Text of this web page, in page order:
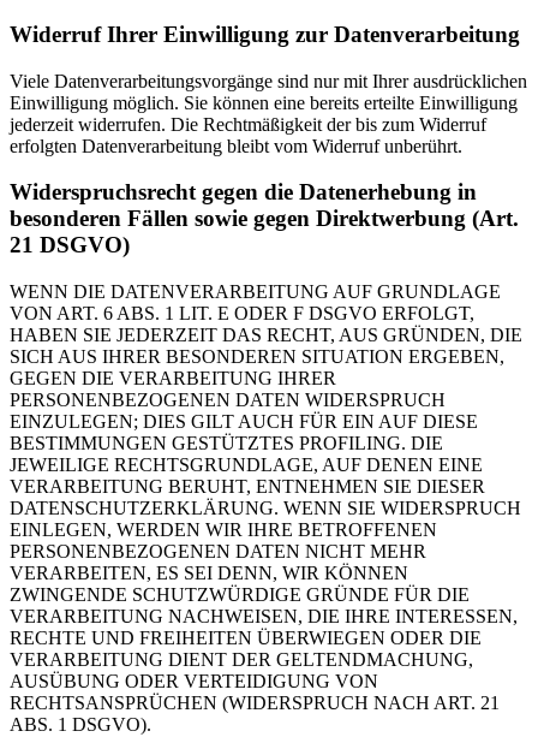
Widerruf Ihrer Einwilligung zur Datenverarbeitung
Viele Datenverarbeitungsvorgänge sind nur mit Ihrer ausdrücklichen
Einwilligung möglich. Sie können eine bereits erteilte Einwilligung
jederzeit widerrufen. Die Rechtmäßigkeit der bis zum Widerruf
erfolgten Datenverarbeitung bleibt vom Widerruf unberührt.
Widerspruchsrecht gegen die Datenerhebung in
besonderen Fällen sowie gegen Direktwerbung (Art.
21 DSGVO)
WENN DIE DATENVERARBEITUNG AUF GRUNDLAGE
VON ART. 6 ABS. 1 LIT. E ODER F DSGVO ERFOLGT,
HABEN SIE JEDERZEIT DAS RECHT, AUS GRÜNDEN, DIE
SICH AUS IHRER BESONDEREN SITUATION ERGEBEN,
GEGEN DIE VERARBEITUNG IHRER
PERSONENBEZOGENEN DATEN WIDERSPRUCH
EINZULEGEN; DIES GILT AUCH FÜR EIN AUF DIESE
BESTIMMUNGEN GESTÜTZTES PROFILING. DIE
JEWEILIGE RECHTSGRUNDLAGE, AUF DENEN EINE
VERARBEITUNG BERUHT, ENTNEHMEN SIE DIESER
DATENSCHUTZERKLÄRUNG. WENN SIE WIDERSPRUCH
EINLEGEN, WERDEN WIR IHRE BETROFFENEN
PERSONENBEZOGENEN DATEN NICHT MEHR
VERARBEITEN, ES SEI DENN, WIR KÖNNEN
ZWINGENDE SCHUTZWÜRDIGE GRÜNDE FÜR DIE
VERARBEITUNG NACHWEISEN, DIE IHRE INTERESSEN,
RECHTE UND FREIHEITEN ÜBERWIEGEN ODER DIE
VERARBEITUNG DIENT DER GELTENDMACHUNG,
AUSÜBUNG ODER VERTEIDIGUNG VON
RECHTSANSPRÜCHEN (WIDERSPRUCH NACH ART. 21
ABS. 1 DSGVO).